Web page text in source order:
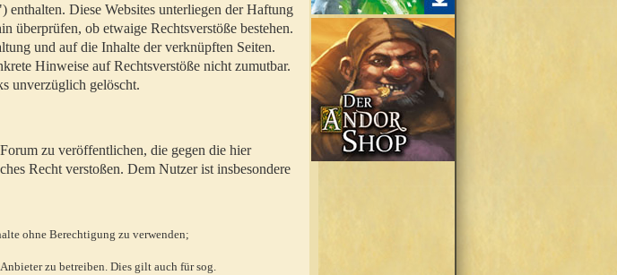
Diese Websites unterliegen der Haftung
überprüfen, ob etwaige Rechtsverstöße bestehen.
und auf die Inhalte der verknüpften Seiten.
Hinweise auf Rechtsverstöße nicht zumutbar.
unverzüglich gelöscht.
zu veröffentlichen, die gegen die hier
Recht verstoßen. Dem Nutzer ist insbesondere
ohne Berechtigung zu verwenden;
zu betreiben. Dies gilt auch für sog.